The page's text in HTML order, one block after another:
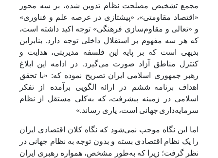
مجمع تشخیص مصلحت نظام تدوین شده، بر سه محور
«اقتصاد مقاومتی»، «پیشتازی در عرصه علم و فناوری»
و «تعالی و مقاوم‌سازی فرهنگی» توجه اکید داشته است،
که هر سه مفهوم بر استقلال داخلی توجه دارد. بنابراین
بدیهی است که بر پایه این فلسفه مدیریتی، هدایت و
کنترل مناطق آزاد صورت می‌گیرد. در ادامه این ابلاغ
رهبر جمهوری اسلامی ایران تصریح نموده که: «با تحقق
اهداف برنامه ششم در ارائه
الگویی برآمده از تفکر
اسلامی در زمینه پیشرفت، که به‌کلی مستقل از
نظام
سرمایه‌داری جهانی است، یاری رساند.»
اما این نگاه موجب نمی‌شود که نگاه کلان اقتصادی ایران
را یک نظام اقتصادی بسته و بدون توجه به نظام جهانی در
نظر گرفت؛ زیرا که به‌طور مشخص، همواره رهبری ایران